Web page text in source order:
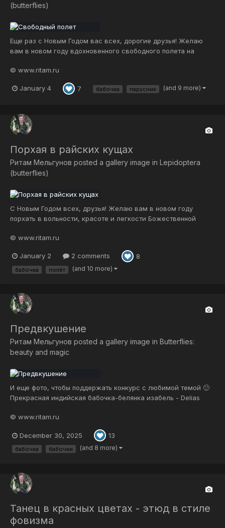
(butterflies)
Еще раз с Новым Годом вас всех, дорогие друзья! Желаю
вам в новом году вдохновенного свободного полета на
гектор (Pachliopta hector). Крупный прекрасный парусник!
Снято в садах Ауровиля, окрестности Пондичерри, южная
Индия. ***...
© www.ritam.ru
January 4 7 бабочка парусник (and 9 more)
Порхая в райских кущах
Ритам Мельгунов posted a gallery image in Lepidoptera
(butterflies)
С Новым Годом всех, друзья! Желаю вам в новом году
порхать в вольности, красоте и легкости Божественной
цветниками божественных подарков каждый миг! Ну и
конечно побольше волшебных кадров! 😉🤗🦋🦋🌸🌞💞 Много
лет мечтал снять этого прекрасно...
© www.ritam.ru
January 2 2 comments 8
бабочка полёт (and 10 more)
Предвкушение
Ритам Мельгунов posted a gallery image in Butterflies:
beauty and magic
И еще фото, чтобы поддержать конкурс с любимой темой 🙂
Прекрасная индийская бабочка-белянка изабель - Delias
Самочка - отличается более широкими темными полосами и
желтыми штрихами на кончиках верхних крыльев с испода -
здесь как раз все это пре...
© www.ritam.ru
December 30, 2025 13
бабочка бабочки (and 8 more)
Танец в красных цветах - этюд в стиле
фовизма